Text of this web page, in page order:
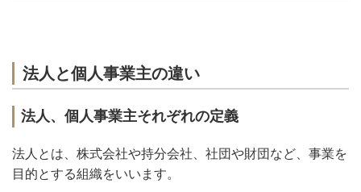
法人と個人事業主の違い
法人、個人事業主それぞれの定義
法人とは、株式会社や持分会社、社団や財団など、事業を
目的とする組織をいいます。